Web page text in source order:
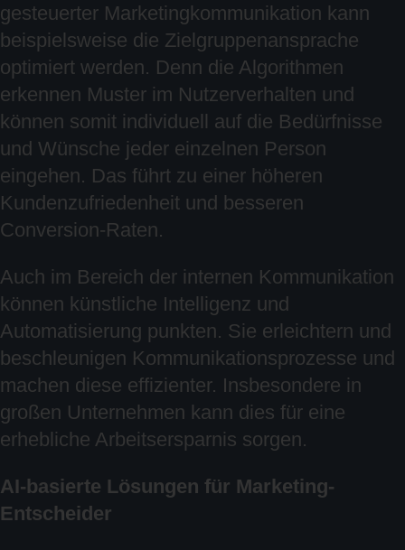
gesteuerter Marketingkommunikation kann
beispielsweise die Zielgruppenansprache
optimiert werden. Denn die Algorithmen
erkennen Muster im Nutzerverhalten und
können somit individuell auf die Bedürfnisse
und Wünsche jeder einzelnen Person
eingehen. Das führt zu einer höheren
Kundenzufriedenheit und besseren
Conversion-Raten.
Auch im Bereich der internen Kommunikation
können künstliche Intelligenz und
Automatisierung punkten. Sie erleichtern und
beschleunigen Kommunikationsprozesse und
machen diese effizienter. Insbesondere in
großen Unternehmen kann dies für eine
erhebliche Arbeitsersparnis sorgen.
AI-basierte Lösungen für Marketing-
Entscheider